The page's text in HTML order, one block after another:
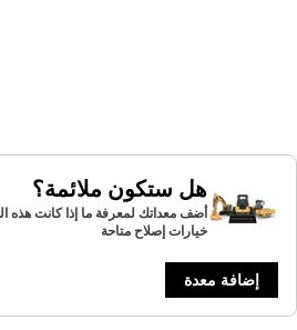
هل ستكون ملائمة؟
أضف معداتك لمعرفة ما إذا كانت هذه
خيارات إصلاح متاحة
إضافة معدة